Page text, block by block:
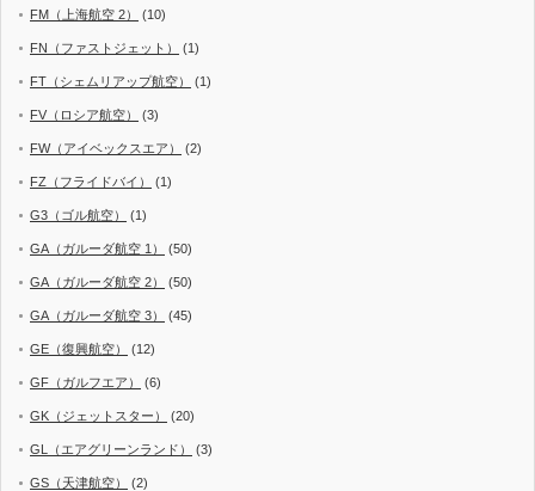
FM（上海航空 2） (10)
FN（ファストジェット） (1)
FT（シェムリアップ航空） (1)
FV（ロシア航空） (3)
FW（アイベックスエア） (2)
FZ（フライドバイ） (1)
G3（ゴル航空） (1)
GA（ガルーダ航空 1） (50)
GA（ガルーダ航空 2） (50)
GA（ガルーダ航空 3） (45)
GE（復興航空） (12)
GF（ガルフエア） (6)
GK（ジェットスター） (20)
GL（エアグリーンランド） (3)
GS（天津航空） (2)